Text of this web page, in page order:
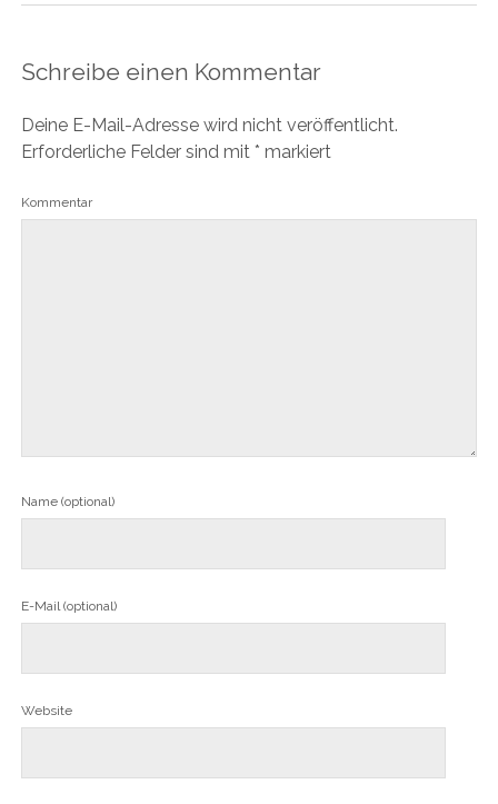
Schreibe einen Kommentar
Deine E-Mail-Adresse wird nicht veröffentlicht.
Erforderliche Felder sind mit * markiert
Kommentar
Name (optional)
E-Mail (optional)
Website